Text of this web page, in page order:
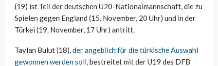
(19) ist Teil der deutschen U20-Nationalmannschaft, die zu
Spielen gegen England (15. November, 20 Uhr) und in der
Türkei (19. November, 17 Uhr) antritt.
Taylan Bulut (18),der angeblich für die türkische Auswahl
gewonnen werden soll, bestreitet mit der U19 des DFB